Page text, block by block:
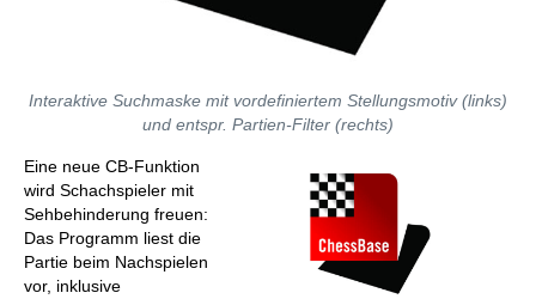
Interaktive Suchmaske mit vordefiniertem Stellungsmotiv (links)
und entspr. Partien-Filter (rechts)
Eine neue CB-Funktion
wird Schachspieler mit
Sehbehinderung freuen:
Das Programm liest die
Partie beim Nachspielen
vor, inklusive